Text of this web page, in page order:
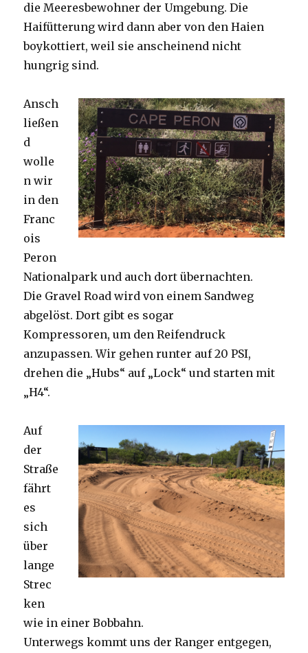
die Meeresbewohner der Umgebung. Die
Haifütterung wird dann aber von den Haien
boykottiert, weil sie anscheinend nicht
hungrig sind.
Ansch
ließen
d
wolle
n wir
in den
Franc
ois
Peron
Nationalpark und auch dort übernachten.
Die Gravel Road wird von einem Sandweg
abgelöst. Dort gibt es sogar
Kompressoren, um den Reifendruck
anzupassen. Wir gehen runter auf 20 PSI,
drehen die „Hubs“ auf „Lock“ und starten mit
„H4“.
Auf
der
Straße
fährt
es
sich
über
lange
Strec
ken
wie in einer Bobbahn.
Unterwegs kommt uns der Ranger entgegen,